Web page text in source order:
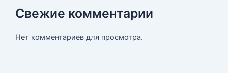
Свежие комментарии
Нет комментариев для просмотра.